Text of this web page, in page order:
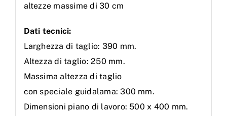
altezze massime di 30 cm
Dati tecnici:
Larghezza di taglio: 390 mm.
Altezza di taglio: 250 mm.
Massima altezza di taglio
con speciale guidalama: 300 mm.
Dimensioni piano di lavoro: 500 x 400 mm.